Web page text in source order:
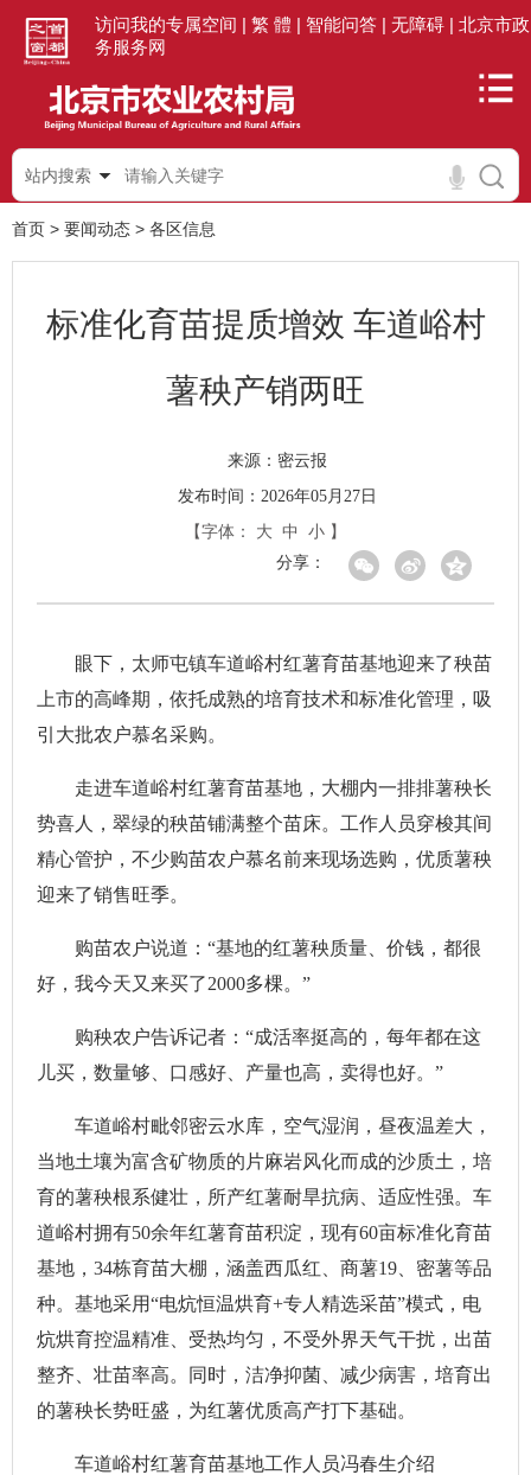
访问我的专属空间 | 繁 體 | 智能问答 | 无障碍 | 北京市政
务服务网
站内搜索
首页 > 要闻动态 > 各区信息
标准化育苗提质增效 车道峪村
薯秧产销两旺
来源： 密云报
发布时间：2026年05月27日
【字体：
大 中 小 】
分享：
眼下，太师屯镇车道峪村红薯育苗基地迎来了秧苗
上市的高峰期，依托成熟的培育技术和标准化管理，吸
引大批农户慕名采购。
走进车道峪村红薯育苗基地，大棚内一排排薯秧长
势喜人，翠绿的秧苗铺满整个苗床。工作人员穿梭其间
精心管护，不少购苗农户慕名前来现场选购，优质薯秧
迎来了销售旺季。
购苗农户说道：“基地的红薯秧质量、价钱，都很
好，我今天又来买了2000多棵。”
购秧农户告诉记者：“成活率挺高的，每年都在这
儿买，数量够、口感好、产量也高，卖得也好。”
车道峪村毗邻密云水库，空气湿润，昼夜温差大，
当地土壤为富含矿物质的片麻岩风化而成的沙质土，培
育的薯秧根系健壮，所产红薯耐旱抗病、适应性强。车
道峪村拥有50余年红薯育苗积淀，现有60亩标准化育苗
基地，34栋育苗大棚，涵盖西瓜红、商薯19、密薯等品
种。基地采用“电炕恒温烘育+专人精选采苗”模式，电
炕烘育控温精准、受热均匀，不受外界天气干扰，出苗
整齐、壮苗率高。同时，洁净抑菌、减少病害，培育出
的薯秧长势旺盛，为红薯优质高产打下基础。
车道峪村红薯育苗基地工作人员冯春生介绍